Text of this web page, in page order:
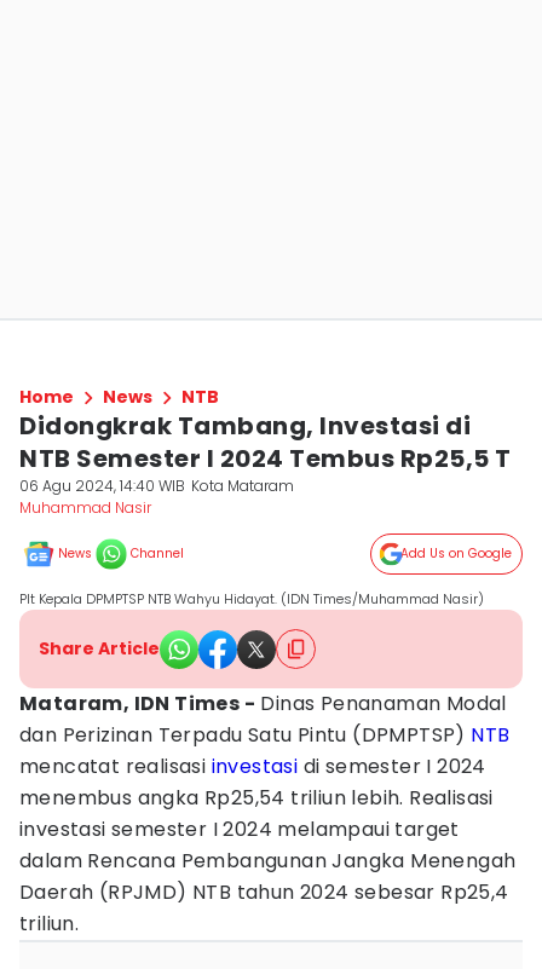
Home News NTB
Didongkrak Tambang, Investasi di
NTB Semester I 2024 Tembus Rp25,5 T
06 Agu 2024, 14:40 WIB Kota Mataram
Muhammad Nasir
News Channel Add Us on Google
Plt Kepala DPMPTSP NTB Wahyu Hidayat. (IDN Times/Muhammad Nasir)
Share Article
Mataram, IDN Times - Dinas Penanaman Modal
dan Perizinan Terpadu Satu Pintu (DPMPTSP) NTB
mencatat realisasi investasi di semester I 2024
menembus angka Rp25,54 triliun lebih. Realisasi
investasi semester I 2024 melampaui target
dalam Rencana Pembangunan Jangka Menengah
Daerah (RPJMD) NTB tahun 2024 sebesar Rp25,4
triliun.